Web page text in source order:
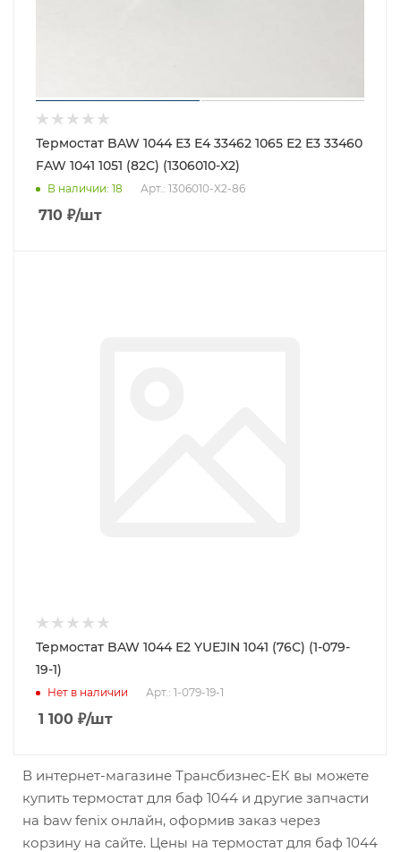
Термостат BAW 1044 Е3 Е4 33462 1065 Е2 Е3 33460
FAW 1041 1051 (82C) (1306010-X2)
В наличии: 18 Арт.: 1306010-X2-86
710 ₽/шт
Термостат BAW 1044 Е2 YUEJIN 1041 (76С) (1-079-
19-1)
Нет в наличии Арт.: 1-079-19-1
1 100 ₽/шт
В интернет-магазине Трансбизнес-ЕК вы можете
купить термостат для баф 1044 и другие запчасти
на baw fenix онлайн, оформив заказ через
корзину на сайте. Цены на термостат для баф 1044